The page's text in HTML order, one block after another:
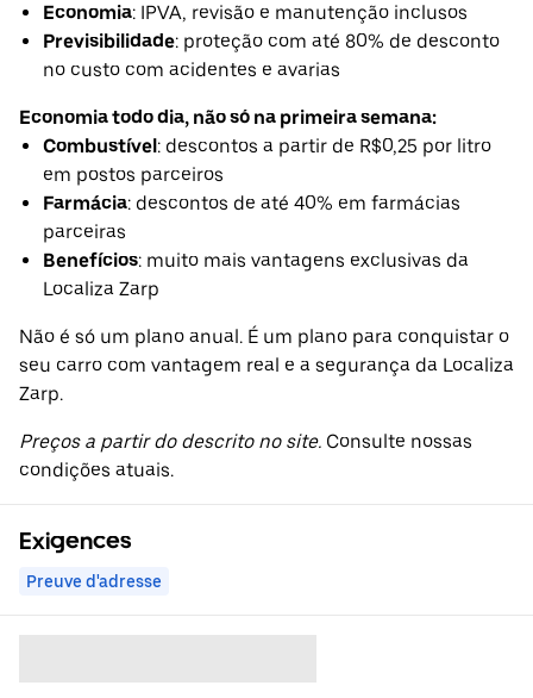
Economia: IPVA, revisão e manutenção inclusos
Previsibilidade: proteção com até 80% de desconto
no custo com acidentes e avarias
Economia todo dia, não só na primeira semana:
Combustível: descontos a partir de R$0,25 por litro
em postos parceiros
Farmácia: descontos de até 40% em farmácias
parceiras
Benefícios: muito mais vantagens exclusivas da
Localiza Zarp
Não é só um plano anual. É um plano para conquistar o
seu carro com vantagem real e a segurança da Localiza
Zarp.
Preços a partir do descrito no site. Consulte nossas
condições atuais.
Exigences
Preuve d'adresse